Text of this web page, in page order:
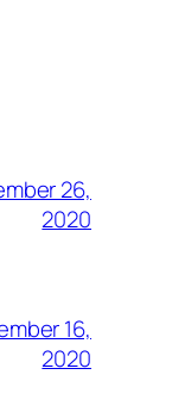
26,
2020
16,
2020